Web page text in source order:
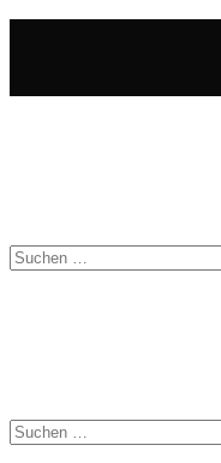
Suchen
nach:
Suchen
nach: